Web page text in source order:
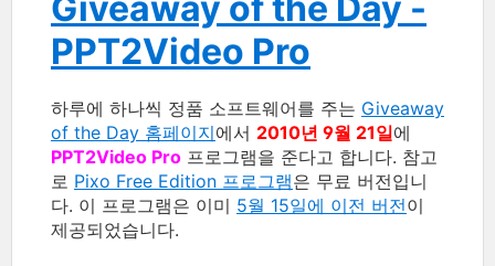
PPT2Video Pro
하루에 하나씩 정품 소프트웨어를 주는 Giveaway
of the Day 홈페이지에서 2010년 9월 21일에
PPT2Video Pro 프로그램을 준다고 합니다. 참고
로 Pixo Free Edition 프로그램은 무료 버전입니
다. 이 프로그램은 이미 5월 15일에 이전 버전이
제공되었습니다.